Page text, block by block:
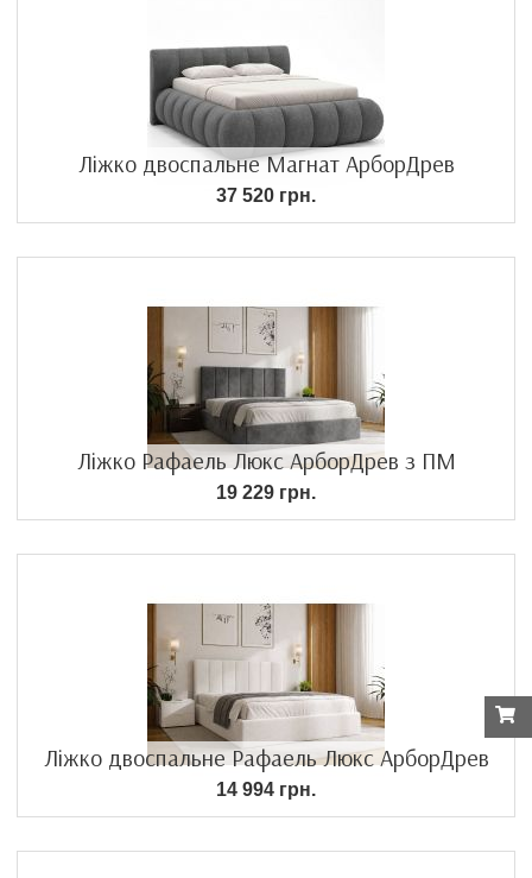
Ліжко двоспальне Магнат АрборДрев
37 520 грн.
Ліжко Рафаель Люкс АрборДрев з ПМ
19 229 грн.
Ліжко двоспальне Рафаель Люкс АрборДрев
14 994 грн.